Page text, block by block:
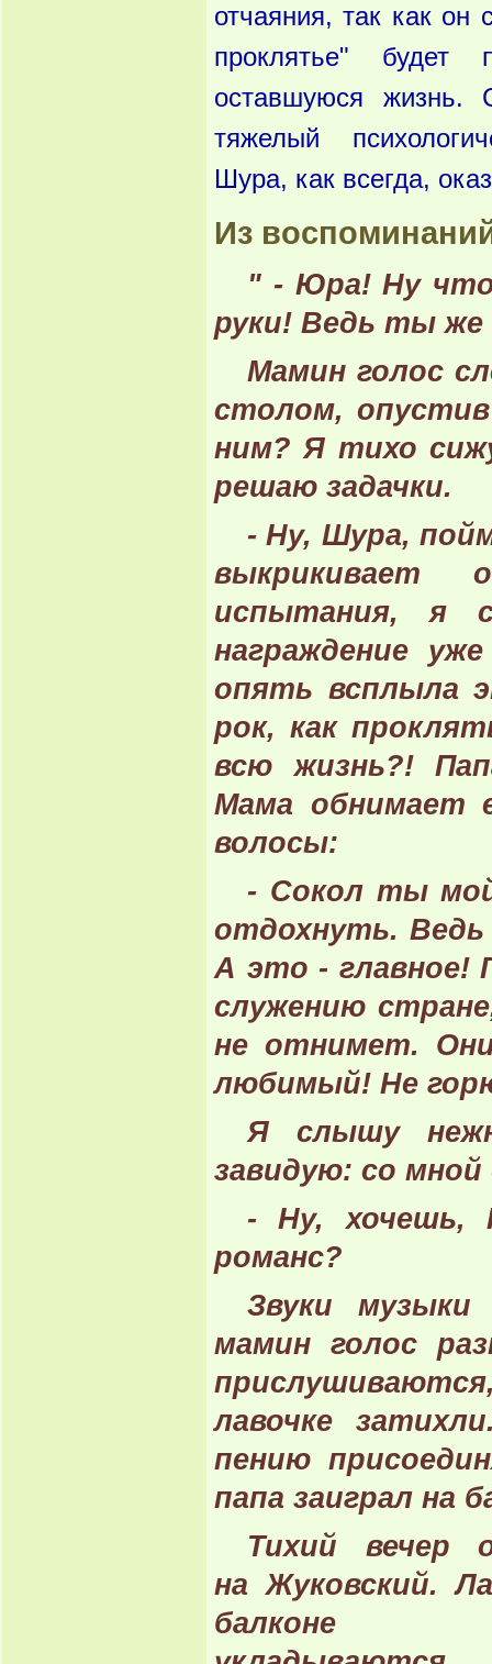
отчаяния, так как он
проклятье" будет
оставшуюся жизнь.
тяжелый
Шура, как всегда,
Из
" - Юра! Ну
руки! Ведь ты же
Мамин голос
столом,
ним? Я тихо
решаю задачки.
- Ну, Шура,
выкрикивает
испытания, я
награждение
опять всплыла
рок, как
всю жизнь?!
Мама обнимает
волосы:
- Сокол ты мой
отдохнуть.
А это - главное!
служению
не отнимет.
любимый! Не
Я слышу
завидую: со мной
- Ну,
романс?
Звуки
мамин голос
лавочке
пению
папа заиграл на
Тихий вечер
на Жуковский.
балконе